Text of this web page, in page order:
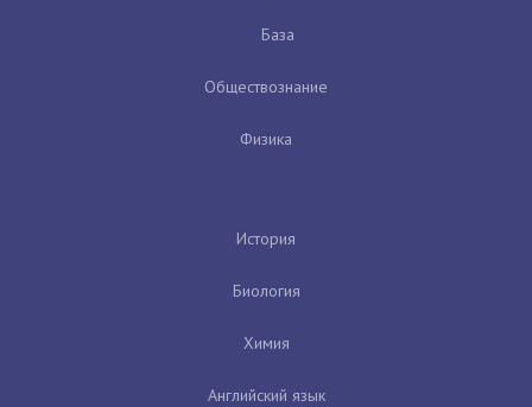
База
Обществознание
Физика
История
Биология
Химия
Английский язык